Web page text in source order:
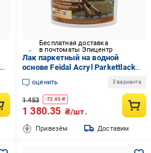
Бесплатная доставка
в почтоматы Эпицентр
Лак паркетный на водной
основе Feidal Acryl Parkettlack
матовый 1 л (2034870086)
оценить 3 варианта
1 453 -72.65 ₴
1 380.35 ₴/шт.
Привезём Доставим